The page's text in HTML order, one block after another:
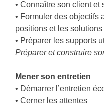
• Connaître son client et
• Formuler des objectifs
positions et les
• Préparer les supports
Préparer et construire
Mener son entretien
• Démarrer l’entretien
• Cerner les attentes